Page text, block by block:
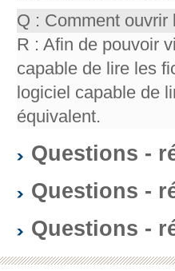
Q : Comment
R : Afin de pouvoir
capable de lire les
logiciel capable de
équivalent.
Questions -
Questions -
Questions -